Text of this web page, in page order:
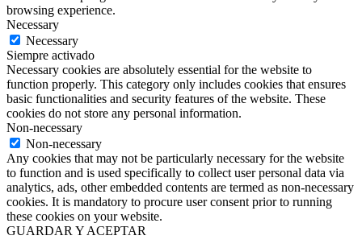
browsing experience.
Necessary
Necessary
Siempre activado
Necessary cookies are absolutely essential for the website to
function properly. This category only includes cookies that ensures
basic functionalities and security features of the website. These
cookies do not store any personal information.
Non-necessary
Non-necessary
Any cookies that may not be particularly necessary for the website
to function and is used specifically to collect user personal data via
analytics, ads, other embedded contents are termed as non-necessary
cookies. It is mandatory to procure user consent prior to running
these cookies on your website.
GUARDAR Y ACEPTAR